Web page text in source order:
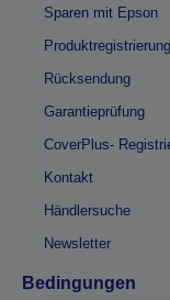
Sparen mit Epson
Produktregistrierung
Rücksendung
Garantieprüfung
CoverPlus-
Kontakt
Händlersuche
Newsletter
Bedingungen